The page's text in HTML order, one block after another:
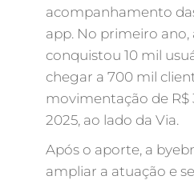
acompanhamento
app. No primeiro
conquistou 10 mil
chegar a 700 mil
movimentação de R$
2025, ao lado da Via.
Após o aporte, a
ampliar a atuação e